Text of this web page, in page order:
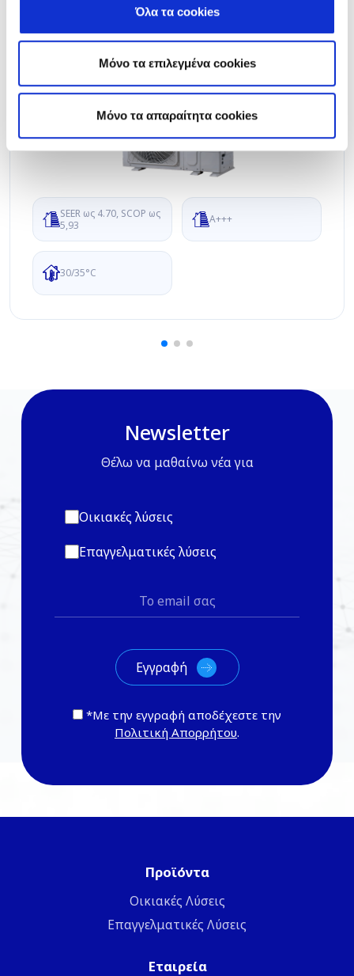
Όλα τα cookies
Μόνο τα επιλεγμένα cookies
Mόνο τα απαραίτητα cookies
SEER ως 4.70, SCOP ως
5,93
A+++
30/35°C
Newsletter
Θέλω να μαθαίνω νέα για
Οικιακές λύσεις
Επαγγελματικές λύσεις
*Με την εγγραφή αποδέχεστε την
Πολιτική Απορρήτου.
Προϊόντα
Οικιακές Λύσεις
Επαγγελματικές Λύσεις
Εταιρεία